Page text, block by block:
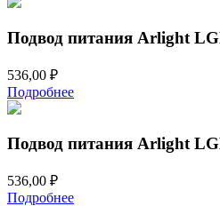
Подвод питания Arlight
536,00 ₽
Подробнее
Подвод питания Arlight
536,00 ₽
Подробнее